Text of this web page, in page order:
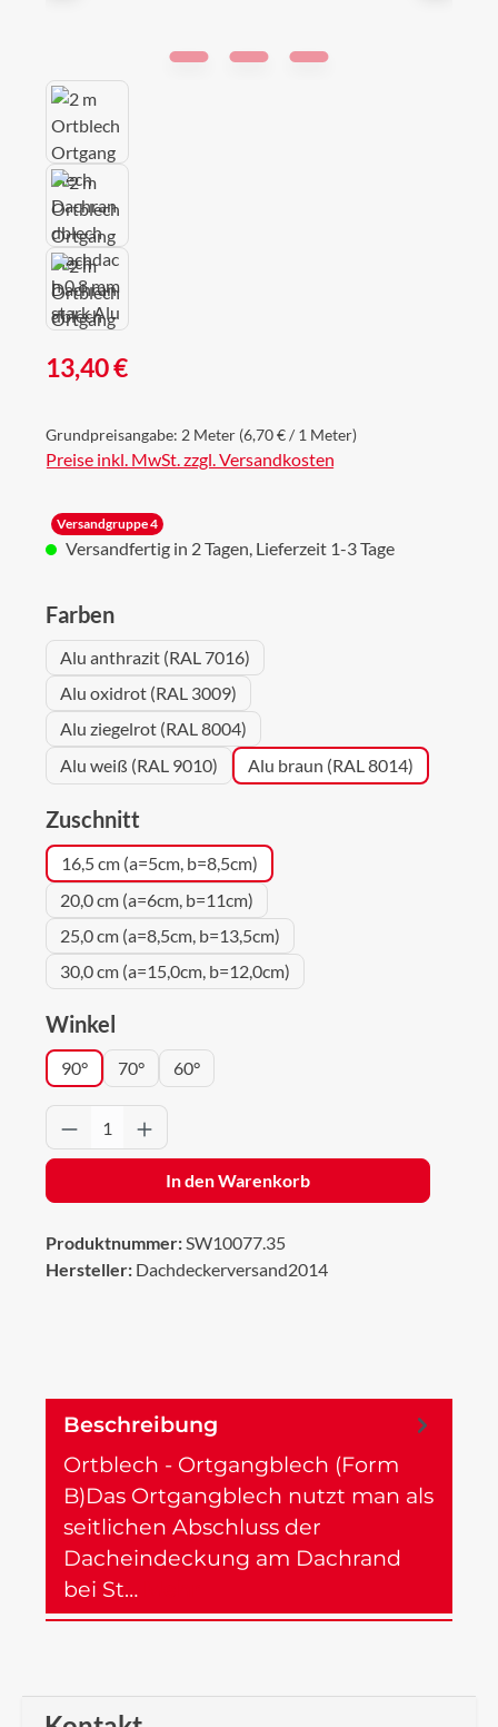
Regulärer Preis:
13,40 €
Grundpreisangabe: 2 Meter (6,70 € / 1 Meter)
Preise inkl. MwSt. zzgl. Versandkosten
Versandgruppe 4
Versandfertig in 2 Tagen, Lieferzeit 1-3 Tage
Farbenauswählen
Alu anthrazit (RAL 7016)
Alu oxidrot (RAL 3009)
Alu ziegelrot (RAL 8004)
Alu weiß (RAL 9010)
Alu braun (RAL 8014)
Zuschnitt
16,5 cm (a=5cm, b=8,5cm)
20,0 cm (a=6cm, b=11cm)
25,0 cm (a=8,5cm, b=13,5cm)
30,0 cm (a=15,0cm, b=12,0cm)
Winkel
90° 70° 60°
Produkt Anzahl: Gib den gewünschten
In den Warenkorb
Produktnummer:SW10077.35
Hersteller: Dachdeckerversand2014
Beschreibung
Ortblech - Ortgangblech (Form
B)Das Ortgangblech nutzt man als
seitlichen Abschluss der
Dacheindeckung am Dachrand
bei St…